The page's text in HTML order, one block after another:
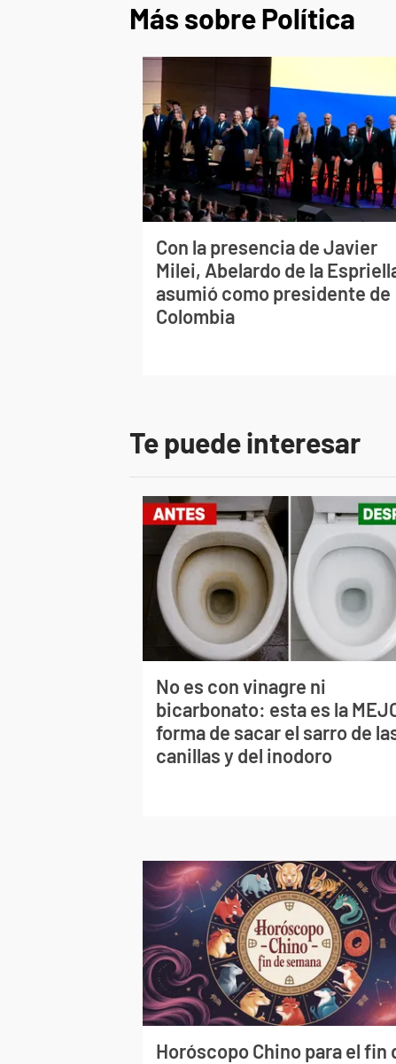
Más sobre Política
Con la presencia de Javier
Milei, Abelardo de la
asumió como presidente de
Colombia
Te puede interesar
No es con vinagre ni
bicarbonato: esta es la
forma de sacar el sarro de
canillas y del inodoro
Horóscopo Chino para el fin